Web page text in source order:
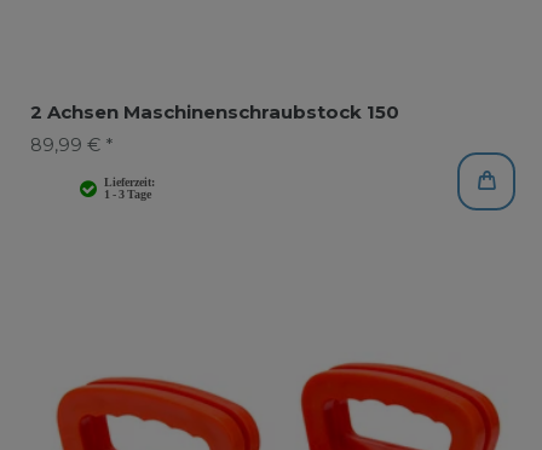
2 Achsen Maschinenschraubstock 150
89,99 € *